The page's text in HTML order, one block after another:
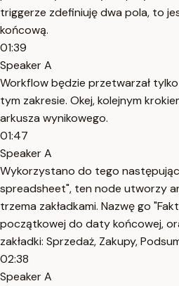
triggerze zdefiniuję dwa pola, to
końcową.
01:39
Speaker A
Workflow będzie przetwarzał
tym zakresie. Okej, kolejnym
arkusza wynikowego.
01:47
Speaker A
Wykorzystano do tego
spreadsheet", ten node utworzy
trzema zakładkami. Nazwę go
początkowej do daty końcowej,
zakładki: Sprzedaż, Zakupy,
02:38
Speaker A